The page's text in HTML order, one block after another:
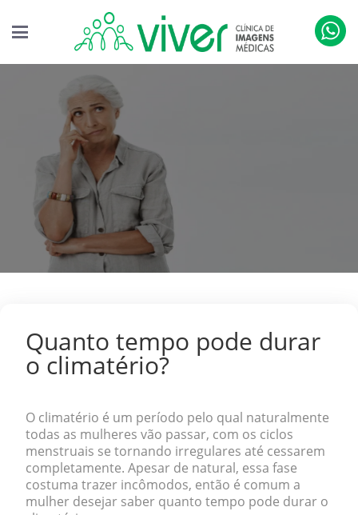
Quanto tempo pode durar
o climatério?
O climatério é um período pelo qual naturalmente
todas as mulheres vão passar, com os ciclos
menstruais se tornando irregulares até cessarem
completamente. Apesar de natural, essa fase
costuma trazer incômodos, então é comum a
mulher desejar saber quanto tempo pode durar o